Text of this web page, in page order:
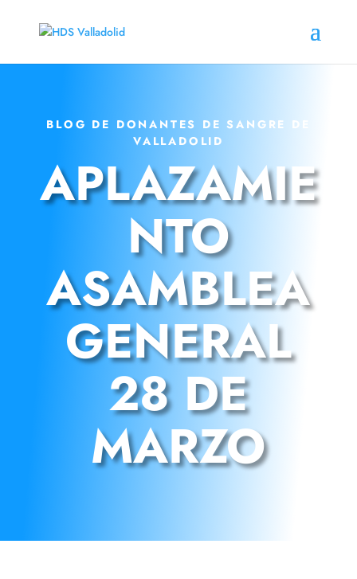
BLOG DE DONANTES DE SANGRE DE
VALLADOLID
APLAZAMIE
NTO
ASAMBLEA
GENERAL
28 DE
MARZO